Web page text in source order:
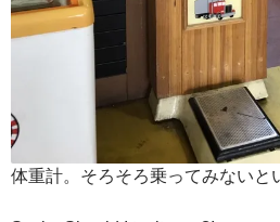
体重計。そろそろ乗ってみないと